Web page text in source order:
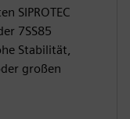
SIPROTEC
7SS85
Stabilität,
großen